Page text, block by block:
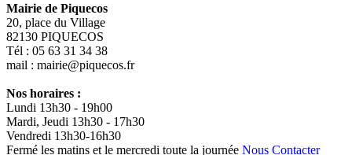
Mairie de Piquecos
20, place du Village
82130 PIQUECOS
Tél : 05 63 31 34 38
mail : mairie@piquecos.fr
Nos horaires :
Lundi 13h30 - 19h00
Mardi, Jeudi 13h30 - 17h30
Vendredi 13h30-16h30
Fermé les matins et le mercredi toute la journée Nous Contacter